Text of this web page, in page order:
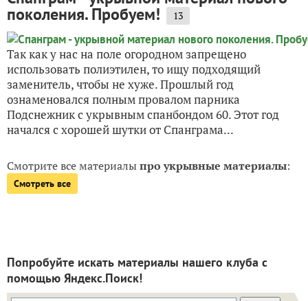
поколения. Пробуем! 13
Так как у нас на поле огородном запрещено
использовать полиэтилен, то ищу подходящий
заменитель, чтобы не хуже. Прошлый год
ознаменовался полным провалом парника
Подснежник с укрывным спанбондом 60. Этот год
начался с хорошей шутки от Спанграма...
Смотрите все материалыпро укрывные материалы:
Смотреть все
Попробуйте искать материалы нашего клуба с
помощью Яндекс.Поиск!